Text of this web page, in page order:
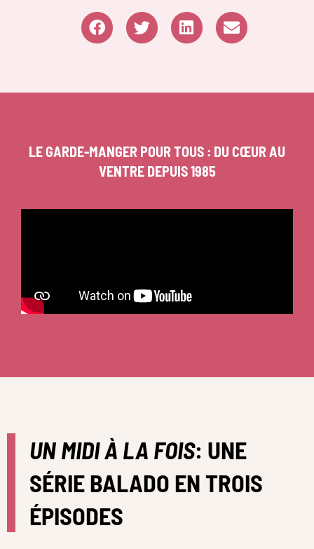
LE GARDE-MANGER POUR TOUS : DU CŒUR AU
VENTRE DEPUIS 1985
UN MIDI À LA FOIS: UNE
SÉRIE BALADO EN TROIS
ÉPISODES